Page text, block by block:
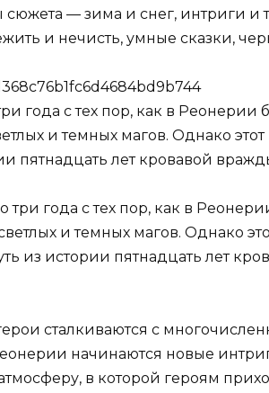
сюжета — зима и снег, интриги
и нечисть, умные сказки,
года с тех пор, как в
и темных магов. Однако
пятнадцать лет кровавой
года с тех пор, как в
и темных магов. Однако
из истории пятнадцать лет
сталкиваются с
начинаются новые
в которой героям